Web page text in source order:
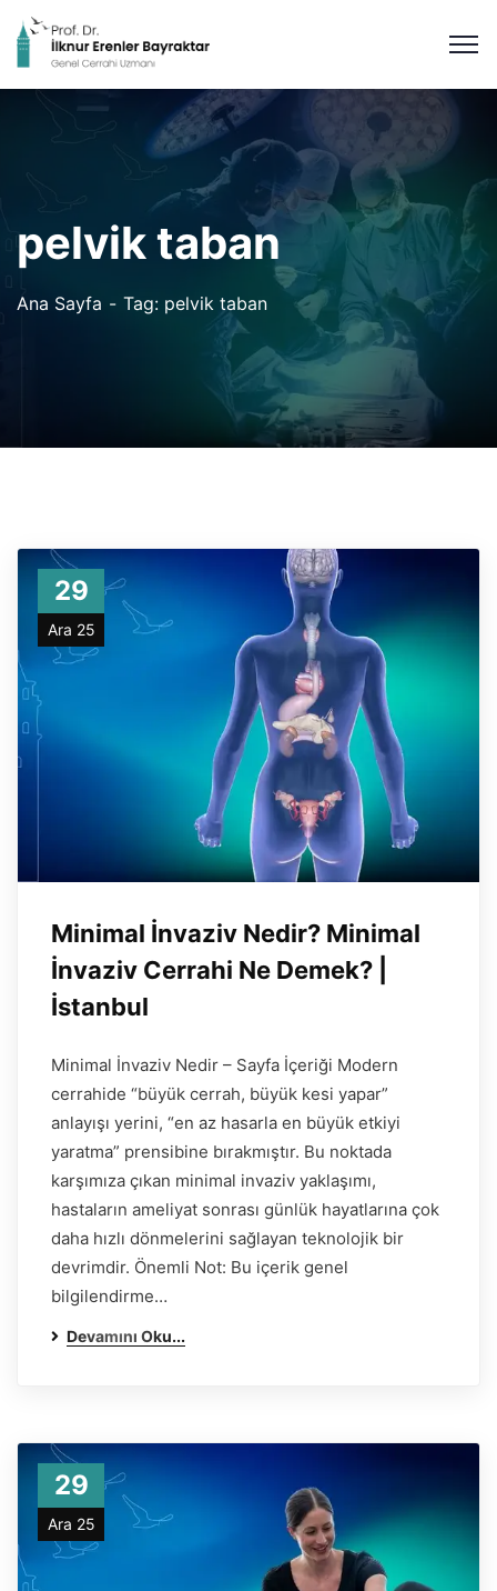
pelvik taban
Ana Sayfa Tag: pelvik taban
29
Ara 25
Minimal İnvaziv Nedir? Minimal
İnvaziv Cerrahi Ne Demek? |
İstanbul
Minimal İnvaziv Nedir – Sayfa İçeriği Modern
cerrahide “büyük cerrah, büyük kesi yapar”
anlayışı yerini, “en az hasarla en büyük etkiyi
yaratma” prensibine bırakmıştır. Bu noktada
karşımıza çıkan minimal invaziv yaklaşımı,
hastaların ameliyat sonrası günlük hayatlarına çok
daha hızlı dönmelerini sağlayan teknolojik bir
devrimdir. Önemli Not: Bu içerik genel
bilgilendirme…
Devamını Oku...
29
Ara 25